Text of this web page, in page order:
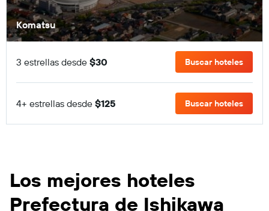
Komatsu
3 estrellas desde $30 Buscar hoteles
4+ estrellas desde $125 Buscar hoteles
Los mejores hoteles
Prefectura de Ishikawa